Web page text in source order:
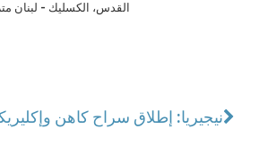
القدس، الكسليك - لبنان
نيجيريا: إطلاق سراح كاهن